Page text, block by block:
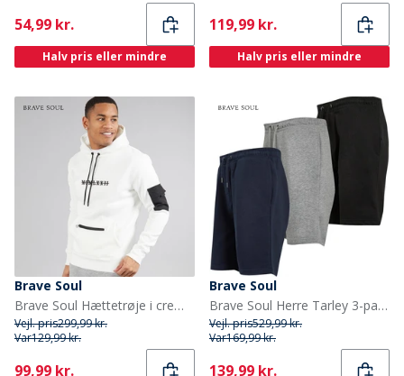
Current
54,99 kr.
Halv pris eller mindre
Current
119,99 kr.
Halv pris eller mindre
Brave Soul
Brave Soul Hættetrøje i cremefarvet til herre
Vejl. pris299,99 kr.
Var129,99 kr.
Current
99,99 kr.
Brave Soul
Brave Soul Herre Tarley 3-pak Jersey Shorts Sort/Lysegrå/Marineblå
Vejl. pris529,99 kr.
Var169,99 kr.
Current
139,99 kr.